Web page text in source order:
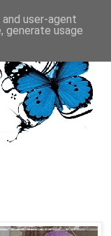
user-agent
generate usage